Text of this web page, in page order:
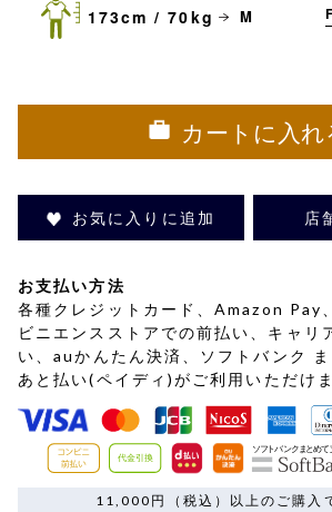
173cm / 70kg M
カートに入れ
お気に入りに追加 店
お支払い方法
各種クレジットカード、Amazon Pay
ビニエンスストアでの前払い、キャリ
い、auかんたん決済、ソフトバンク ま
あと払い(ペイディ)がご利用いただけま
11,000円（税込）以上のご購入